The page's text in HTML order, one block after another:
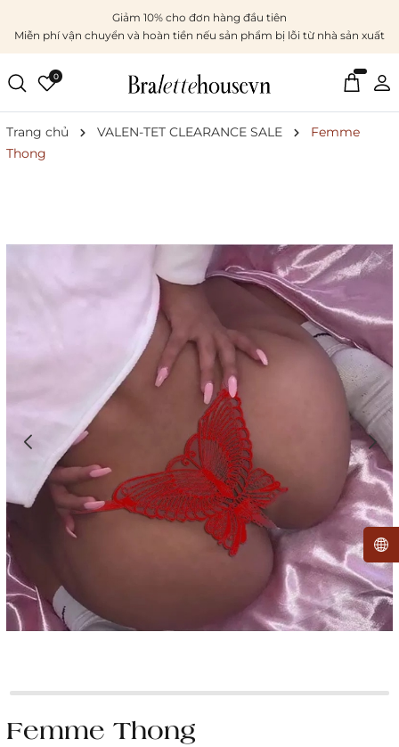
Giảm 10% cho đơn hàng đầu tiên
Miễn phí vận chuyển và hoàn tiền nếu sản phẩm bị lỗi từ nhà sản xuất
0
Trang chủ VALEN-TET CLEARANCE SALE
Femme
Thong
Femme Thong